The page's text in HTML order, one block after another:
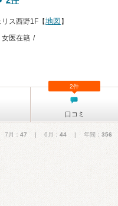
ス西野1F【地図 】
女医在籍
口コミ
2件
7月： 47 | 6月： 44 | 年間： 356